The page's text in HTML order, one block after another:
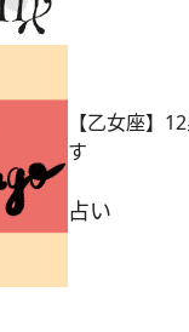
【乙女座】
す
占い